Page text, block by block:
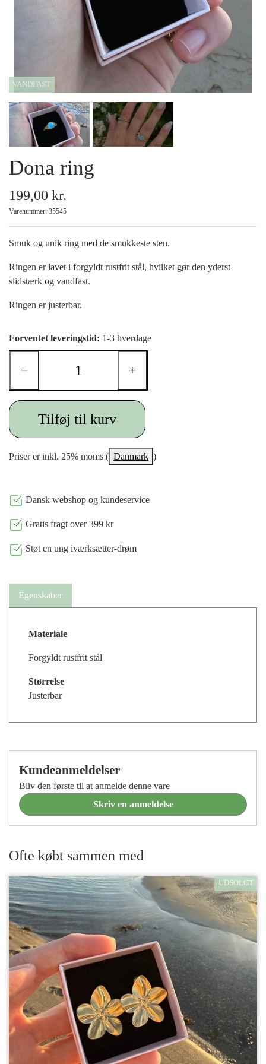
Halskæder
Ankelkæder
Mix and Match
Tilbud
VANDFAST
Dona ring
199,00 kr.
Varenummer: 35545
Smuk og unik ring med de smukkeste sten.
Ringen er lavet i forgyldt rustfrit stål, hvilket gør den yderst
slidstærk og vandfast.
Ringen er justerbar.
Forventet leveringstid: 1-3 hverdage
− +
Tilføj til kurv
Priser er inkl. 25% moms ( Danmark )
Dansk webshop og kundeservice
Gratis fragt over 399 kr
Støt en ung iværksætter-drøm
Egenskaber
Materiale
Forgyldt rustfrit stål
Størrelse
Justerbar
Kundeanmeldelser
Bliv den første til at anmelde denne vare
Skriv en anmeldelse
Ofte købt sammen med
UDSOLGT